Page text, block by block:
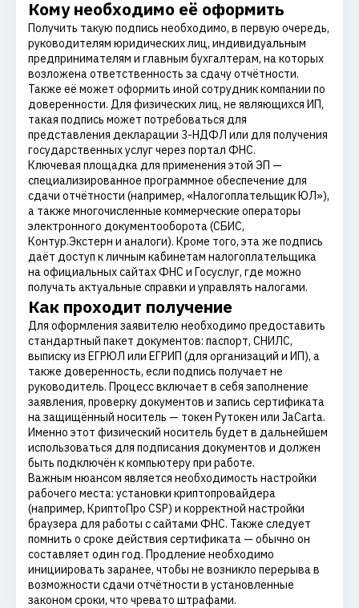
Кому необходимо её оформить
Получить такую подпись необходимо, в первую очередь,
руководителям юридических лиц, индивидуальным
предпринимателям и главным бухгалтерам, на которых
возложена ответственность за сдачу отчётности.
Также её может оформить иной сотрудник компании по
доверенности. Для физических лиц, не являющихся ИП,
такая подпись может потребоваться для
представления декларации 3-НДФЛ или для получения
государственных услуг через портал ФНС.
Ключевая площадка для применения этой ЭП —
специализированное программное обеспечение для
сдачи отчётности (например, «Налогоплательщик ЮЛ»),
а также многочисленные коммерческие операторы
электронного документооборота (СБИС,
Контур.Экстерн и аналоги). Кроме того, эта же подпись
даёт доступ к личным кабинетам налогоплательщика
на официальных сайтах ФНС и Госуслуг, где можно
получать актуальные справки и управлять налогами.
Как проходит получение
Для оформления заявителю необходимо предоставить
стандартный пакет документов: паспорт, СНИЛС,
выписку из ЕГРЮЛ или ЕГРИП (для организаций и ИП), а
также доверенность, если подпись получает не
руководитель. Процесс включает в себя заполнение
заявления, проверку документов и запись сертификата
на защищённый носитель — токен Рутокен или JaCarta.
Именно этот физический носитель будет в дальнейшем
использоваться для подписания документов и должен
быть подключён к компьютеру при работе.
Важным нюансом является необходимость настройки
рабочего места: установки криптопровайдера
(например, КриптоПро CSP) и корректной настройки
браузера для работы с сайтами ФНС. Также следует
помнить о сроке действия сертификата — обычно он
составляет один год. Продление необходимо
инициировать заранее, чтобы не возникло перерыва в
возможности сдачи отчётности в установленные
законом сроки, что чревато штрафами.